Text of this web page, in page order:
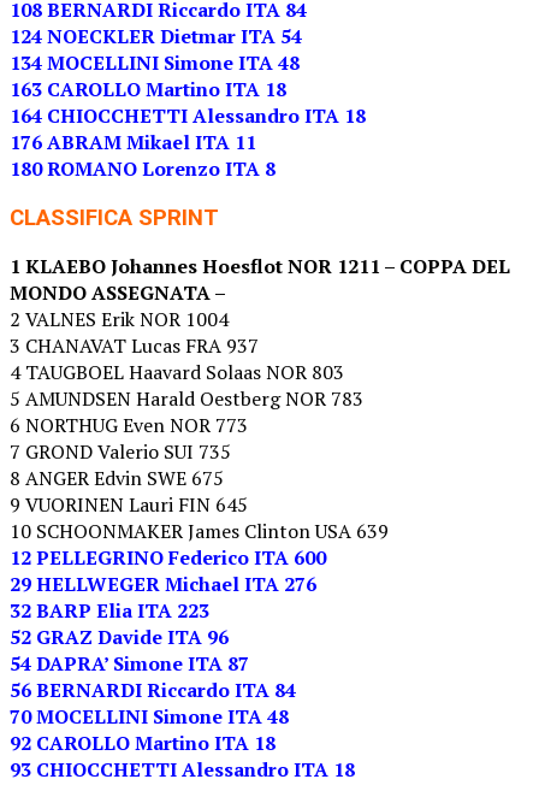
108 BERNARDI Riccardo ITA 84
124 NOECKLER Dietmar ITA 54
134 MOCELLINI Simone ITA 48
163 CAROLLO Martino ITA 18
164 CHIOCCHETTI Alessandro ITA 18
176 ABRAM Mikael ITA 11
180 ROMANO Lorenzo ITA 8
CLASSIFICA SPRINT
1 KLAEBO Johannes Hoesflot NOR 1211 – COPPA DEL
MONDO ASSEGNATA –
2 VALNES Erik NOR 1004
3 CHANAVAT Lucas FRA 937
4 TAUGBOEL Haavard Solaas NOR 803
5 AMUNDSEN Harald Oestberg NOR 783
6 NORTHUG Even NOR 773
7 GROND Valerio SUI 735
8 ANGER Edvin SWE 675
9 VUORINEN Lauri FIN 645
10 SCHOONMAKER James Clinton USA 639
12 PELLEGRINO Federico ITA 600
29 HELLWEGER Michael ITA 276
32 BARP Elia ITA 223
52 GRAZ Davide ITA 96
54 DAPRA’ Simone ITA 87
56 BERNARDI Riccardo ITA 84
70 MOCELLINI Simone ITA 48
92 CAROLLO Martino ITA 18
93 CHIOCCHETTI Alessandro ITA 18